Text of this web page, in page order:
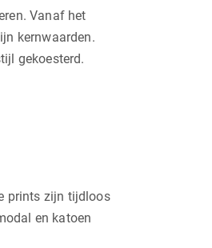
Vanaf het
kernwaarden.
gekoesterd.
prints zijn tijdloos
en katoen